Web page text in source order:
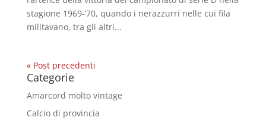
stagione 1969-’70, quando i nerazzurri nelle cui fila
militavano, tra gli altri...
« Post precedenti
Categorie
Amarcord molto vintage
Calcio di provincia